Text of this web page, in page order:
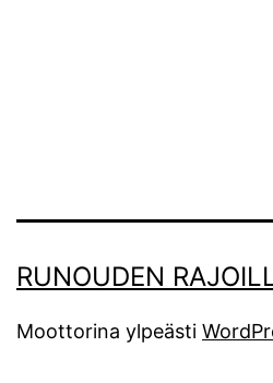
RUNOUDEN
Moottorina ylpeästi